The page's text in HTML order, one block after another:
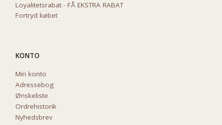
Loyalitetsrabat - FÅ EKSTRA RABAT
Fortryd købet
KONTO
Min konto
Adressebog
Ønskeliste
Ordrehistorik
Nyhedsbrev